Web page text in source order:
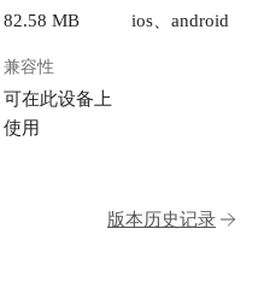
238676c5-
份文件夹 -
82.58 MB ios、android
兼容性
可在此设备上
使用
版本历史记录